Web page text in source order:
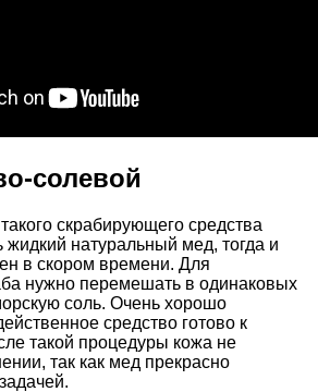
солевой
скрабирующего средства
жидкий натуральный мед, тогда и
в скором времени. Для
нужно перемешать в одинаковых
соль. Очень хорошо
средство готово к
такой процедуры кожа не
так как мед прекрасно